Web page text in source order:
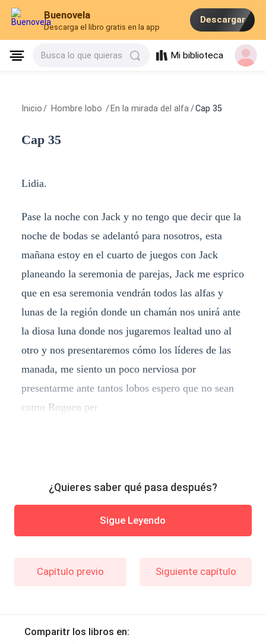
Buenovela
Descarga el libro gratis en la app
Descargar
Busca lo que quieras Mi biblioteca
Inicio / Hombre lobo / En la mirada del alfa /Cap 35
Cap 35
Lidia.
Pase la noche con Jack y no tengo que decir que la
noche de bodas se adelantó para nosotros, esta
mañana estoy en el cuarto de juegos con Jack
planeando la seremonia de parejas, Jack me esprico
que en esa seremonia vendrán todos las alfas y
lunas de la región donde un chamán nos unirá ante
la diosa luna donde nos jugaremos lealtad uno al
otro y nos presentaremos cómo los líderes de las
manada, me siento un poco nerviosa por
presentarme ante tantos lobos espero que no sean
como Roguen per
¿Quieres saber qué pasa después?
Sigue Leyendo
Capítulo previo Siguiente capítulo
Comparitr los libros en: